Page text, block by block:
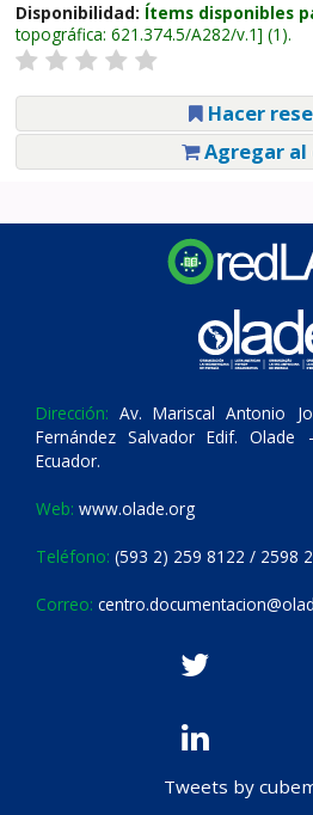
Disponibilidad: Ítems disponibles
topográfica: 621.374.5/A282/v.1 (1).
Hacer
Agregar
Dirección: Av. Mariscal Antonio
Fernández Salvador Edif.
Ecuador.
Web: www.olade.org
Teléfono: (593 2) 259 8122 / 2598
Correo:
Tweets by